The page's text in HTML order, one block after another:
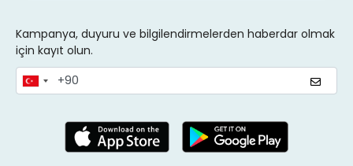
Kampanya, duyuru ve bilgilendirmelerden haberdar olmak
için kayıt olun.